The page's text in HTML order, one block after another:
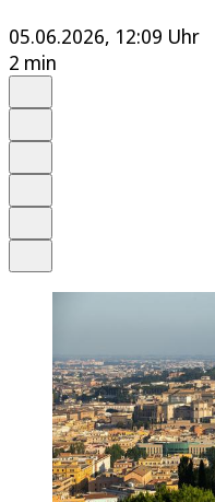
05.06.2026, 12:09 Uhr
2 min